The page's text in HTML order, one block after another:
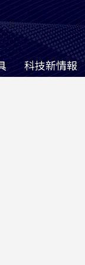
科技新情報